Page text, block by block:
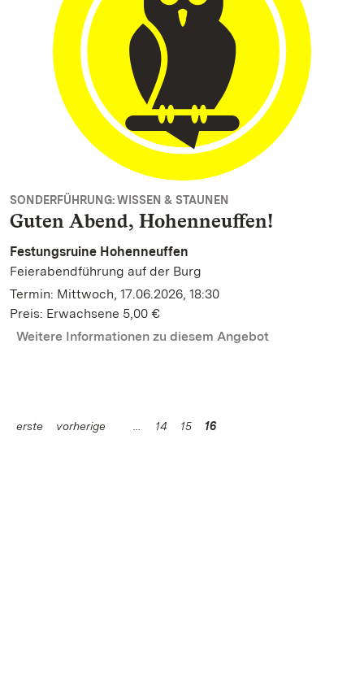
SONDERFÜHRUNG: WISSEN & STAUNEN
Guten Abend, Hohenneuffen!
Festungsruine Hohenneuffen
Feierabendführung auf der Burg
Termin: Mittwoch, 17.06.2026, 18:30
Preis: Erwachsene 5,00 €
Weitere Informationen zu diesem Angebot
erste vorherige 14 15 16